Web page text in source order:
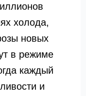
холода,
новых
в режиме
каждый
и